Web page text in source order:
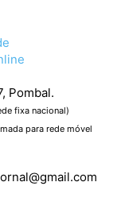
Pombal.
fixa nacional)
para rede móvel